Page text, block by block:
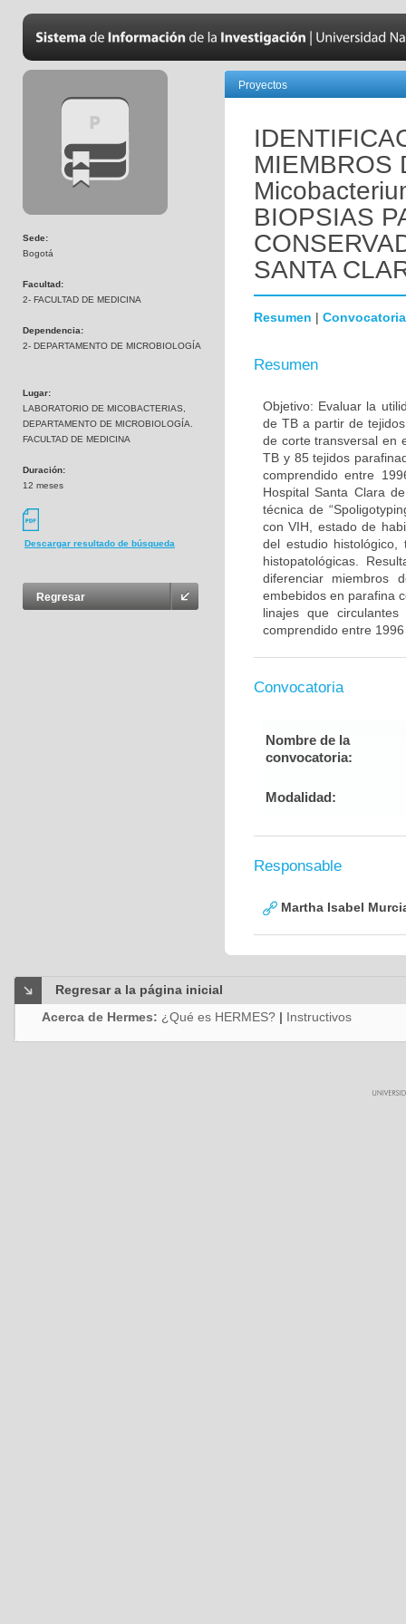
Sede:
Bogotá
Facultad:
2- FACULTAD DE MEDICINA
Dependencia:
2- DEPARTAMENTO DE MICROBIOLOGÍA
Lugar:
LABORATORIO DE MICOBACTERIAS,
DEPARTAMENTO DE MICROBIOLOGÍA.
FACULTAD DE MEDICINA
Duración:
12 meses
Descargar resultado de búsqueda
Regresar
Proyectos
MIEMBROS
BIOPSIAS
SANTA
Resumen | Convocatoria
Resumen
Objetivo: Evaluar la
de TB a partir de
de corte transversal en
TB y 85 tejidos
comprendido entre
Hospital Santa Clara
técnica de
con VIH, estado de
del estudio
histopatológicas.
diferenciar miembros
embebidos en parafina
linajes que
comprendido entre
Convocatoria
Nombre de la
convocatoria:
Modalidad:
Responsable
Martha Isabel
Regresar a la página inicial
Acerca de Hermes: ¿Qué es HERMES? | Instructivos